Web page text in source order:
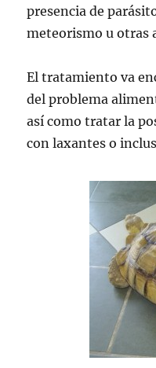
presencia de
meteorismo u otras
El tratamiento va
del problema
así como tratar la
con laxantes o